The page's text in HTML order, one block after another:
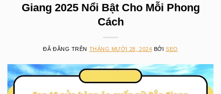
Giang 2025 Nổi Bật Cho Mỗi Phong
Cách
ĐÃ ĐĂNG TRÊN THÁNG MƯỜI 28, 2024 BỞISEO